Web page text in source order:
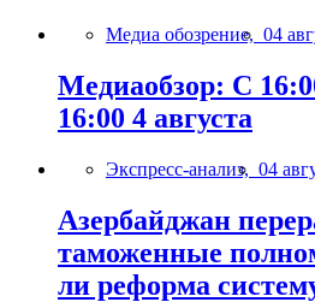
Медиа обозрение, 04
Медиаобзор: С
16:00 4 августа
Экспресс-анализ, 04
Азербайджан
таможенные
ли реформа